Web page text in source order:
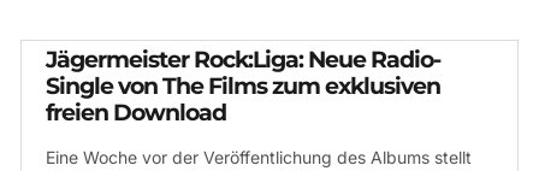
Jägermeister Rock:Liga: Neue Radio-
Single von The Films zum exklusiven
freien Download
Eine Woche vor der Veröffentlichung des Albums stellt